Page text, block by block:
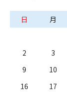
日 月
2
3
9
10
16
17